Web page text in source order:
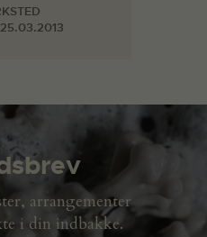
arrangementer
i din indbakke.